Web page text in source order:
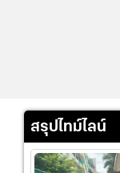
สรุปไทม์ไลน์